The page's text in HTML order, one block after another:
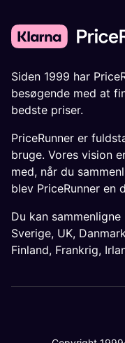
Siden 1999 har
besøgende med at
bedste priser.
PriceRunner er
bruge. Vores vision
med, når du
blev PriceRunner en
Du kan
Sverige, UK,
Finland, Frankrig,